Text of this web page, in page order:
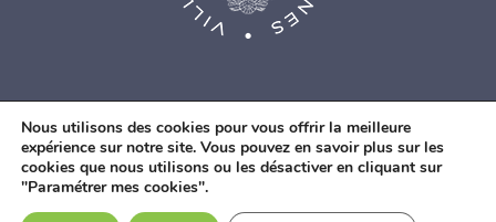
© Agence Web Fidesio|Mentions légales|Politique de
confidentialité|Contacts
Nous utilisons des cookies pour vous offrir la meilleure
expérience sur notre site. Vous pouvez en savoir plus sur les
cookies que nous utilisons ou les désactiver en cliquant sur
"Paramétrer mes cookies".